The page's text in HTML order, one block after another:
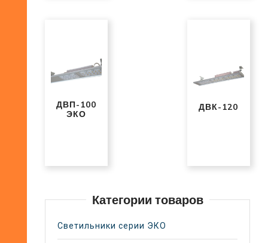
ДВП-100
ЭКО
ДВК-120
Категории товаров
Светильники серии ЭКО